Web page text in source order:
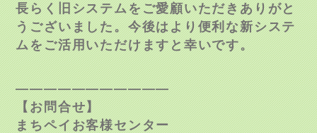
長らく旧システムをご愛顧いただきありがと
うございました。今後はより便利な新システ
ムをご活用いただけますと幸いです。
———————————
【お問合せ】
まちペイお客様センター